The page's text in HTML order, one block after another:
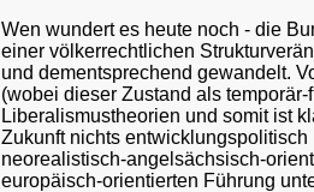
Wen wundert es heute noch - die
einer völkerrechtlichen
und dementsprechend gewandelt.
(wobei dieser Zustand als
Liberalismustheorien und somit ist
Zukunft nichts
neorealistisch-angelsächsisch-
europäisch-orientierten Führung